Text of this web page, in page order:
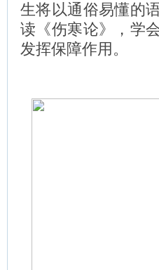
生将以通俗易懂的
读《伤寒论》，学
发挥保障作用。